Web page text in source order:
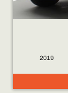
2019